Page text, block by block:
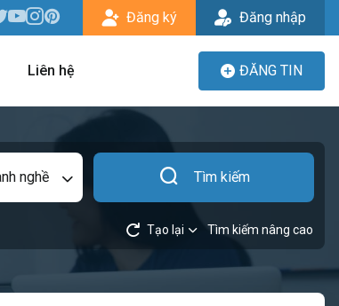
Đăng ký Đăng nhập
Liên hệ ĐĂNG TIN
nghề Tìm kiếm
Tạo lại Tìm kiếm nâng cao